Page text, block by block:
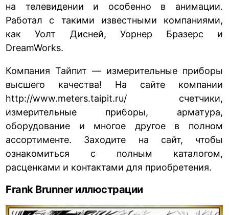
на телевидении и особенно в анимации.
Работал с такими известными компаниями,
как Уолт Дисней, Уорнер Бразерс и
DreamWorks.
Компания Тайпит — измерительные приборы
высшего качества! На сайте компании
http://www.meters.taipit.ru/ счетчики,
измерительные приборы, арматура,
оборудование и многое другое в полном
ассортименте. Заходите на сайт, чтобы
ознакомиться с полным каталогом,
расценками и контактами для приобретения.
Frank Brunner иллюстрации